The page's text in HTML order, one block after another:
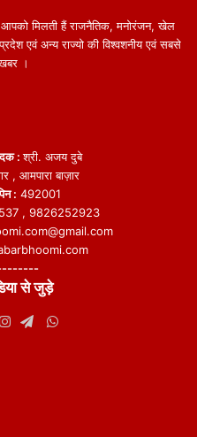
आपको मिलती हैं राजनैतिक, मनोरंजन, खेल
एवं अन्य राज्यो की विश्वशनीय एवं सबसे
।
:श्री. अजय दुबे
, आमपारा बाज़ार
: 492001
, 9826252923
से जुड़े
WhatsApp